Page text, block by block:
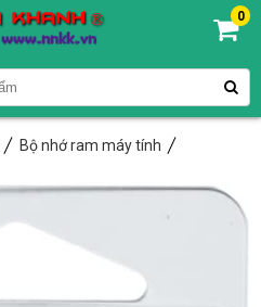
0
Bộ nhớ ram máy tính